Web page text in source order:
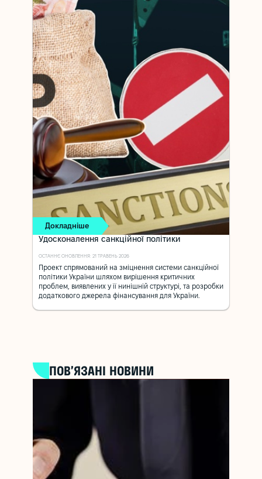
Докладніше
Удосконалення санкційної політики
ОСТАННЄ ОНОВЛЕННЯ: 21 ТРАВЕНЬ 2026
Проект спрямований на зміцнення системи санкційної
політики України шляхом вирішення критичних
проблем, виявлених у її нинішній структурі, та розробки
додаткового джерела фінансування для України.
ПОВ’ЯЗАНІ НОВИНИ